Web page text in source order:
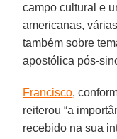
campo cultural e
americanas,
também sobre
apostólica pós-
Francisco,
reiterou “a
recebido na sua